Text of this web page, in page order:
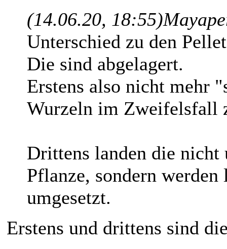
(14.06.20, 18:55)
Unterschied zu den
Die sind abgelagert.
Erstens also nicht mehr
Wurzeln im Zweifelsfall
Drittens landen die
Pflanze, sondern
umgesetzt.
Erstens und drittens sind